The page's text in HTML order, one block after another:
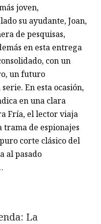
joven,
su ayudante, Joan,
de pesquisas,
en esta entrega
con un
un futuro
En esta ocasión,
en una clara
Fría, el lector viaja
trama de espionajes
corte clásico del
al pasado
La